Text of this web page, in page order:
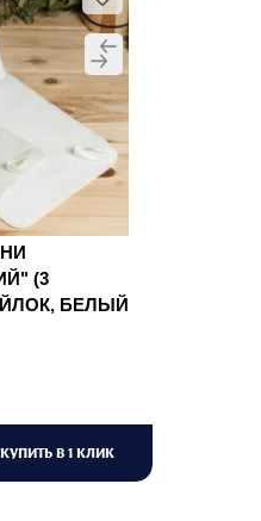
(3
БЕЛЫЙ
КУПИТЬ В 1 КЛИК